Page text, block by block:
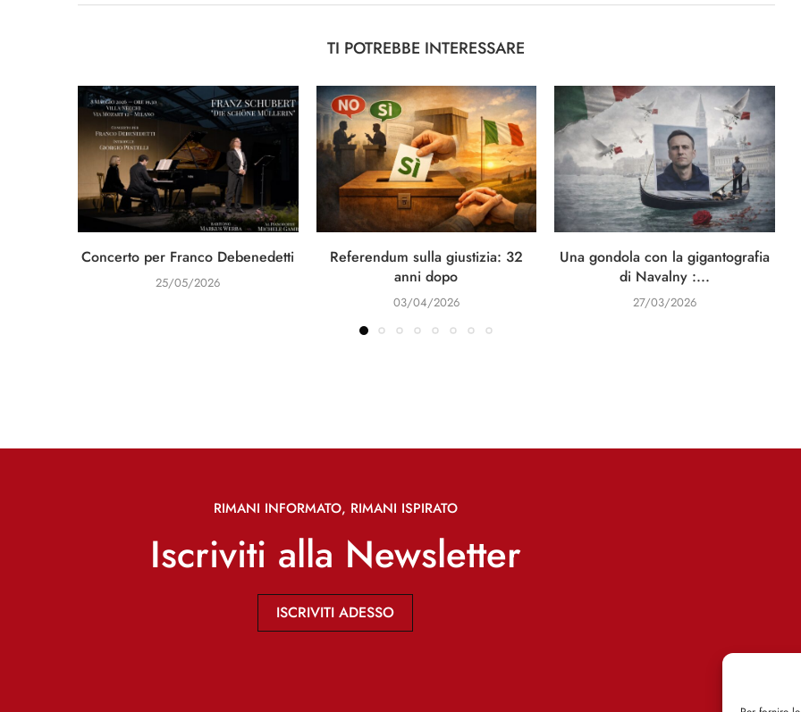
TI POTREBBE INTERESSARE
Concerto per Franco Debenedetti
25/05/2026
Referendum sulla giustizia: 32
anni dopo
03/04/2026
Una gondola con la gigantografia
di Navalny :...
27/03/2026
RIMANI INFORMATO, RIMANI ISPIRATO
Iscriviti alla Newsletter
ISCRIVITI ADESSO